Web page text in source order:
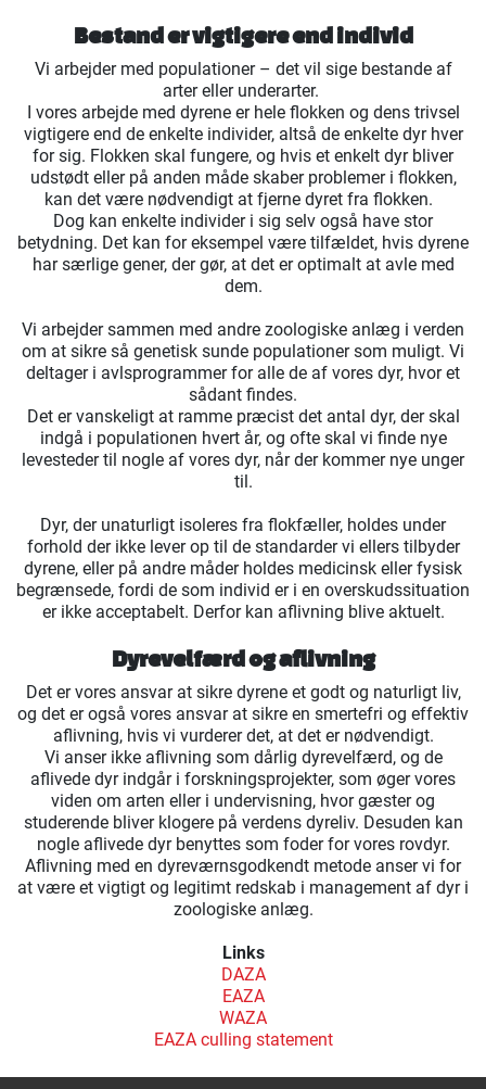
Bestand er vigtigere end individ
Vi arbejder med populationer – det vil sige bestande af
arter eller underarter.
I vores arbejde med dyrene er hele flokken og dens trivsel
vigtigere end de enkelte individer, altså de enkelte dyr hver
for sig. Flokken skal fungere, og hvis et enkelt dyr bliver
udstødt eller på anden måde skaber problemer i flokken,
kan det være nødvendigt at fjerne dyret fra flokken.
Dog kan enkelte individer i sig selv også have stor
betydning. Det kan for eksempel være tilfældet, hvis dyrene
har særlige gener, der gør, at det er optimalt at avle med
dem.
Vi arbejder sammen med andre zoologiske anlæg i verden
om at sikre så genetisk sunde populationer som muligt. Vi
deltager i avlsprogrammer for alle de af vores dyr, hvor et
sådant findes.
Det er vanskeligt at ramme præcist det antal dyr, der skal
indgå i populationen hvert år, og ofte skal vi finde nye
levesteder til nogle af vores dyr, når der kommer nye unger
til.
Dyr, der unaturligt isoleres fra flokfæller, holdes under
forhold der ikke lever op til de standarder vi ellers tilbyder
dyrene, eller på andre måder holdes medicinsk eller fysisk
begrænsede, fordi de som individ er i en overskudssituation
er ikke acceptabelt. Derfor kan aflivning blive aktuelt.
Dyrevelfærd og aflivning
Det er vores ansvar at sikre dyrene et godt og naturligt liv,
og det er også vores ansvar at sikre en smertefri og effektiv
aflivning, hvis vi vurderer det, at det er nødvendigt.
Vi anser ikke aflivning som dårlig dyrevelfærd, og de
aflivede dyr indgår i forskningsprojekter, som øger vores
viden om arten eller i undervisning, hvor gæster og
studerende bliver klogere på verdens dyreliv. Desuden kan
nogle aflivede dyr benyttes som foder for vores rovdyr.
Aflivning med en dyreværnsgodkendt metode anser vi for
at være et vigtigt og legitimt redskab i management af dyr i
zoologiske anlæg.
Links
DAZA
EAZA
WAZA
EAZA culling statement